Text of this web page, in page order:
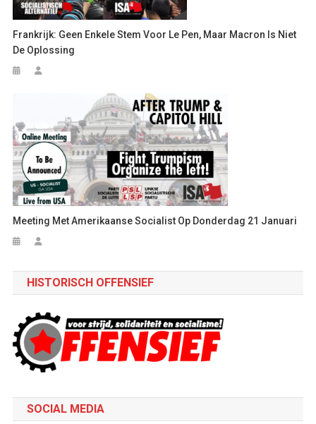
Frankrijk: Geen Enkele Stem Voor Le Pen, Maar Macron Is Niet
De Oplossing
Meeting Met Amerikaanse Socialist Op Donderdag 21 Januari
HISTORISCH OFFENSIEF
SOCIAL MEDIA